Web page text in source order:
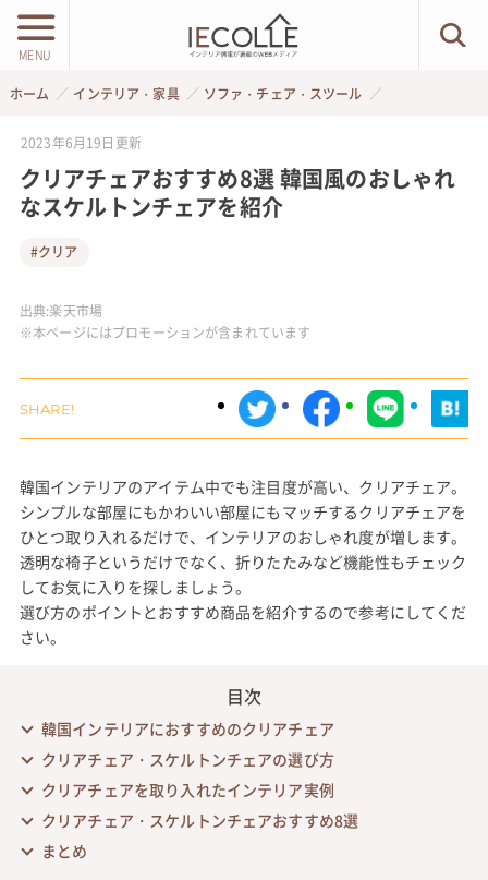
MENU
ホーム インテリア・家具 ソファ・チェア・スツール
2023年6月19日 更新
クリアチェアおすすめ8選 韓国風のおしゃれ
なスケルトンチェアを紹介
#クリア
出典:楽天市場
※本ページにはプロモーションが含まれています
韓国インテリアのアイテム中でも注目度が高い、クリアチェア。
シンプルな部屋にもかわいい部屋にもマッチするクリアチェアを
ひとつ取り入れるだけで、インテリアのおしゃれ度が増します。
透明な椅子というだけでなく、折りたたみなど機能性もチェック
してお気に入りを探しましょう。
選び方のポイントとおすすめ商品を紹介するので参考にしてくだ
さい。
目次
韓国インテリアにおすすめのクリアチェア
クリアチェア・スケルトンチェアの選び方
クリアチェアを取り入れたインテリア実例
クリアチェア・スケルトンチェアおすすめ8選
まとめ